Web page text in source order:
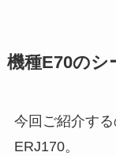
機種E70のシ
今回ご紹介す
ERJ170。